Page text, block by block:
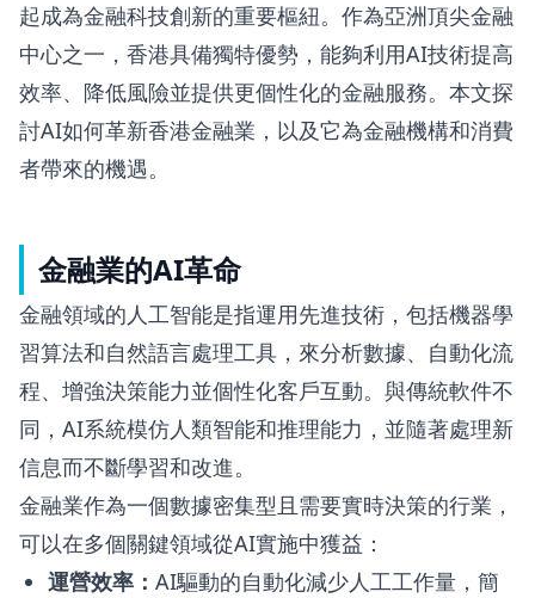
起成為金融科技創新的重要樞紐。作為亞洲頂尖金融
中心之一，香港具備獨特優勢，能夠利用AI技術提高
效率、降低風險並提供更個性化的金融服務。本文探
討AI如何革新香港金融業，以及它為金融機構和消費
者帶來的機遇。
金融業的AI革命
金融領域的人工智能是指運用先進技術，包括機器學
習算法和自然語言處理工具，來分析數據、自動化流
程、增強決策能力並個性化客戶互動。與傳統軟件不
同，AI系統模仿人類智能和推理能力，並隨著處理新
信息而不斷學習和改進。
金融業作為一個數據密集型且需要實時決策的行業，
可以在多個關鍵領域從AI實施中獲益：
運營效率： AI驅動的自動化減少人工工作量，簡